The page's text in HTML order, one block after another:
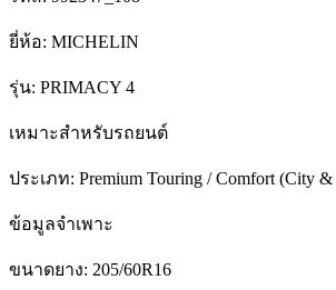
ยี่ห้อ: MICHELIN
รุ่น: PRIMACY 4
เหมาะสำหรับรถยนต์
ประเภท: Premium Touring / Comfort (City
ข้อมูลจำเพาะ
ขนาดยาง: 205/60R16